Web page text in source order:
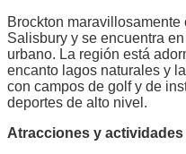
Brockton
Salisbury y se encuentra
urbano. La región está
encanto lagos naturales y
con campos de golf y de
deportes de alto nivel.
Atracciones y actividades